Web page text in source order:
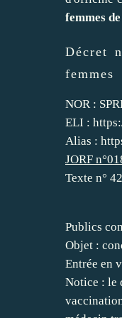
femmes
Décret
femmes
NOR :
ELI :
Alias :
JORF
Texte n° 42
Publics
Objet :
Entrée en
Notice : le